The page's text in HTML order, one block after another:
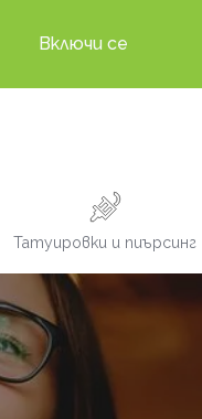
Включи се
Татуировки и пиърсинг